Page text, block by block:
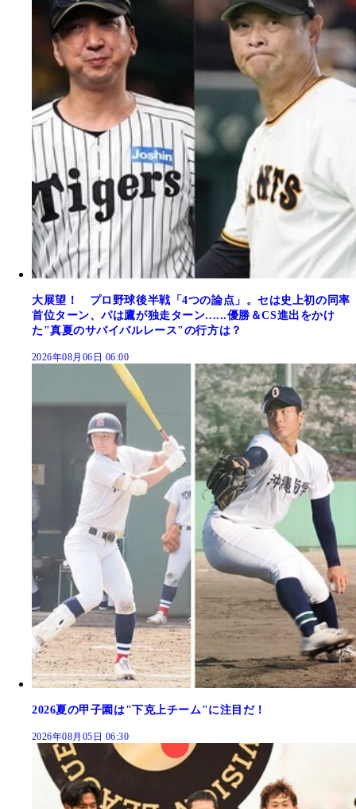
大展望！ プロ野球後半戦「4つの論点」。セは史上初の同率
首位ターン、パは鷹が独走ターン......優勝＆CS進出をかけ
た"真夏のサバイバルレース"の行方は？
2026年08月06日 06:00
2026夏の甲子園は"下克上チーム"に注目だ！
2026年08月05日 06:30